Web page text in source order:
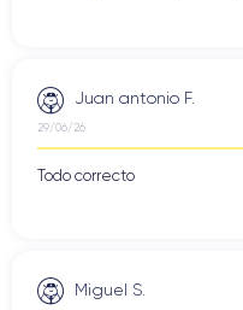
Juan antonio F.
29/06/26
Todo correcto
Miguel S.